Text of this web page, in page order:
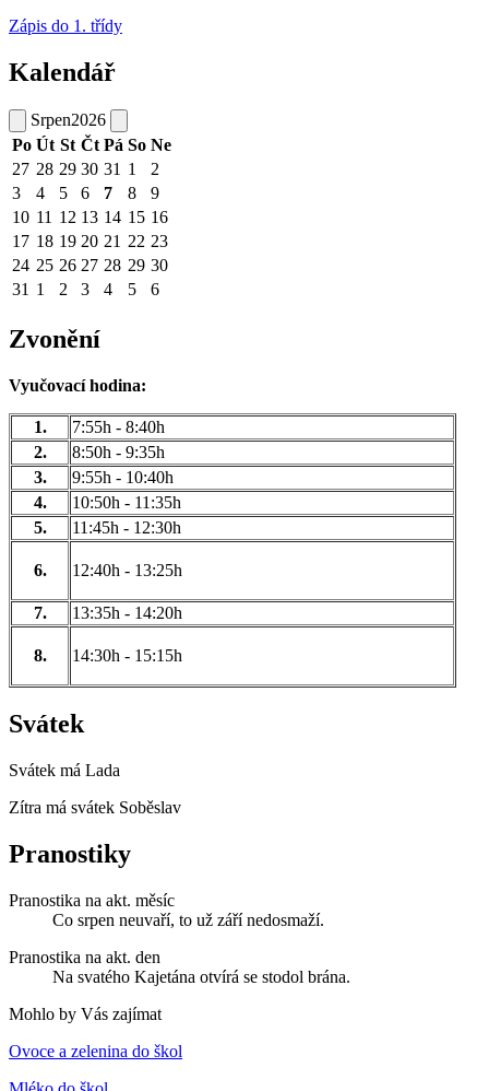
Zápis do 1. třídy
Kalendář
Srpen2026
Po Út St Čt Pá So Ne
27 28 29 30 31 1
2
3
4 5 6 7 8
9
10 11 12 13 14 15 16
17 18 19 20 21 22 23
24 25 26 27 28 29 30
31 1 2 3 4 5 6
Zvonění
Vyučovací hodina:
1.
7:55h - 8:40h
2.
8:50h - 9:35h
3.
9:55h - 10:40h
4.
10:50h - 11:35h
5.
11:45h - 12:30h
6. 12:40h - 13:25h
7. 13:35h - 14:20h
8. 14:30h - 15:15h
Svátek
Svátek má Lada
Zítra má svátek Soběslav
Pranostiky
Pranostika na akt. měsíc
Co srpen neuvaří, to už září nedosmaží.
Pranostika na akt. den
Na svatého Kajetána otvírá se stodol brána.
Mohlo by Vás zajímat
Ovoce a zelenina do škol